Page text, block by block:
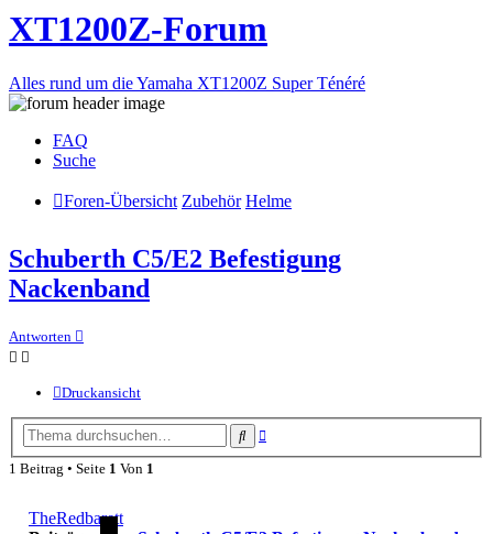
XT1200Z-Forum
Alles rund um die Yamaha XT1200Z Super Ténéré
FAQ
Suche
Foren-Übersicht Zubehör Helme
Schuberth C5/E2 Befestigung
Nackenband
Antworten
Druckansicht
Suche
Suche
1 Beitrag • Seite 1 Von 1
TheRedbarett